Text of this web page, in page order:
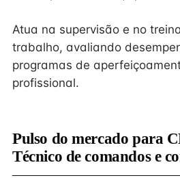
Atua na supervisão e no
trabalho, avaliando
programas de
profissional.
Pulso do mercado para
Técnico de comandos e